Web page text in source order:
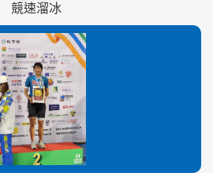
競速溜冰